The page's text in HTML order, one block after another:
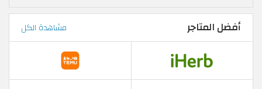
أفضل المتاجر مشاهدة الكل